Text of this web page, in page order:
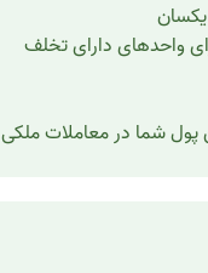
واحدهای دارای تخلف
شما در معاملات ملکی